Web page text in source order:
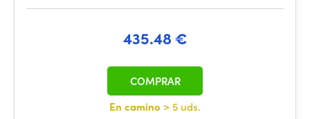
435.48 €
En camino > 5 uds.
COMPRAR